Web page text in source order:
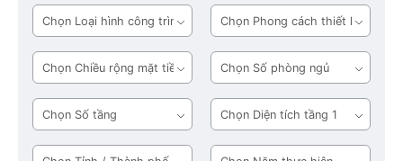
Loại
hình
công
trình
Phong
cách
thiết
kế
Chiều
rộng
mặt
tiền
Số
phòng
ngủ
Số
tầng
Diện
tích
tầng
Tỉnh
Năm